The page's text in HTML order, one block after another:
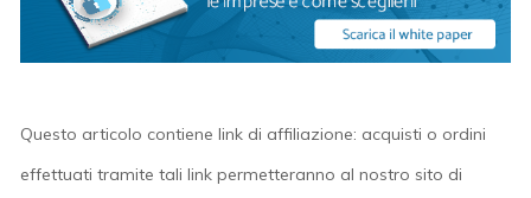
Questo articolo contiene link di affiliazione: acquisti o ordini
effettuati tramite tali link permetteranno al nostro sito di